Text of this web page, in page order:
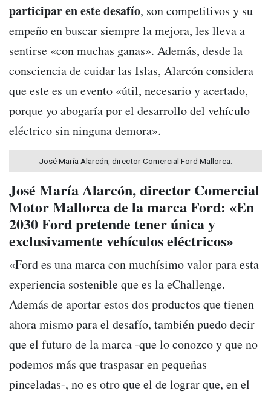
participar en este desafío, son competitivos y su
empeño en buscar siempre la mejora, les lleva a
sentirse «con muchas ganas». Además, desde la
consciencia de cuidar las Islas, Alarcón considera
que este es un evento «útil, necesario y acertado,
porque yo abogaría por el desarrollo del vehículo
eléctrico sin ninguna demora».
José María Alarcón, director Comercial Ford Mallorca.
José María Alarcón, director Comercial
Motor Mallorca de la marca Ford: «En
2030 Ford pretende tener única y
exclusivamente vehículos eléctricos»
«Ford es una marca con muchísimo valor para esta
experiencia sostenible que es la eChallenge.
Además de aportar estos dos productos que tienen
ahora mismo para el desafío, también puedo decir
que el futuro de la marca -que lo conozco y que no
podemos más que traspasar en pequeñas
pinceladas-, no es otro que el de lograr que, en el